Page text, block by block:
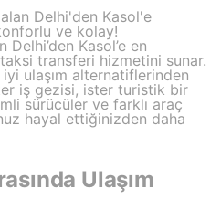
Delhi'den Kasol'e
ve kolay!
Kasol’e en
transferi hizmetini sunar.
ulaşım alternatiflerinden
iş gezisi, ister turistik bir
sürücüler ve farklı araç
hayal ettiğinizden daha
Ulaşım